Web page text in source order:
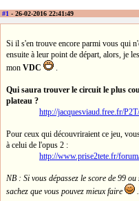
#1 - 26-02-2016 22:41:49
Si il s'en trouve encore parmi vous qui
ensuite à leur point de départ, alors, je
mon VDC
Qui saura trouver le circuit le plus
plateau ?
http://jacquesviaud.free.fr/
Pour ceux qui découvriraient ce jeu,
à celui de l'opus 2 :
http://www.prise2tete.fr/
NB : Si vous dépassez le score de 99
sachez que vous pouvez mieux faire